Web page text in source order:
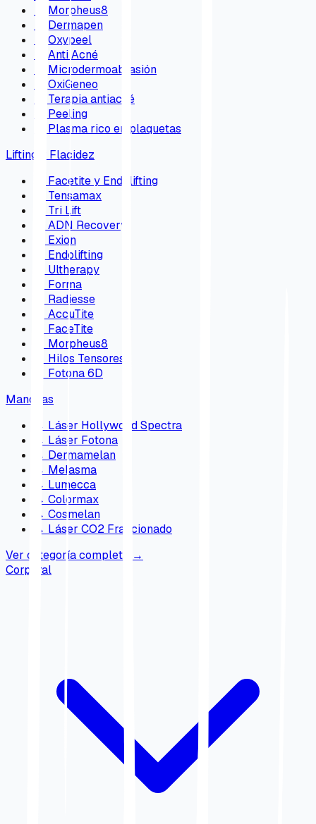
Morpheus8
Dermapen
Oxypeel
Anti Acné
Microdermoabrasión
OxiGeneo
Terapia antiacné
Peeling
Plasma rico en plaquetas
Lifting y Flacidez
Facetite y Endolifting
Tensamax
Tri Lift
ADN Recovery
Exion
Endolifting
Ultherapy
Forma
Radiesse
AccuTite
FaceTite
Morpheus8
Hilos Tensores
Fotona 6D
Manchas
→ Láser Hollywood Spectra
→ Láser Fotona
→ Dermamelan
→ Melasma
→ Lumecca
→ Colormax
→ Cosmelan
→ Láser CO2 Fraccionado
Ver categoría completa
→
Corporal